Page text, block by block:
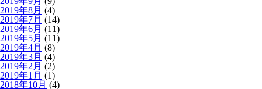
2019年8月 (4)
2019年7月 (14)
2019年6月 (11)
2019年5月 (11)
2019年4月 (8)
2019年3月 (4)
2019年2月 (2)
2019年1月 (1)
2018年10月 (4)